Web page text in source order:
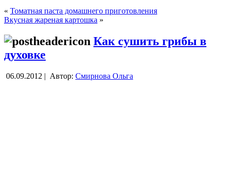
« Томатная паста домашнего приготовления
Вкусная жареная картошка »
Как сушить грибы в
духовке
06.09.2012 | Автор: Смирнова Ольга